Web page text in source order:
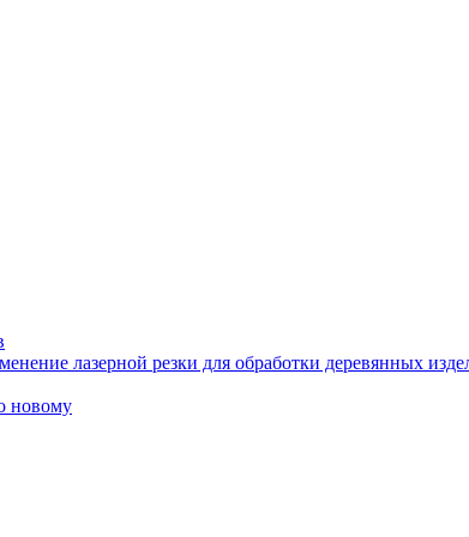
лазерной резки для обработки деревянных